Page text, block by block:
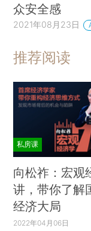
众安全感
2021年08月23日
推荐阅读
私房课
向松祚：宏观
讲，带你了解
经济大局
2022年04月06日